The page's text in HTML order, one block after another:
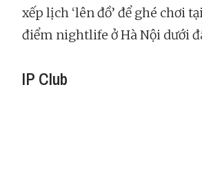
xếp lịch ‘lên đồ’ để ghé chơi
điểm nightlife ở Hà Nội dưới
IP Club